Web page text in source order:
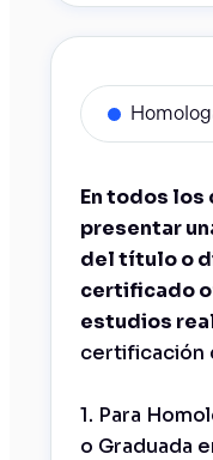
En todos los
presentar
del título o
certificado
estudios
certificación
1. Para
o Graduada